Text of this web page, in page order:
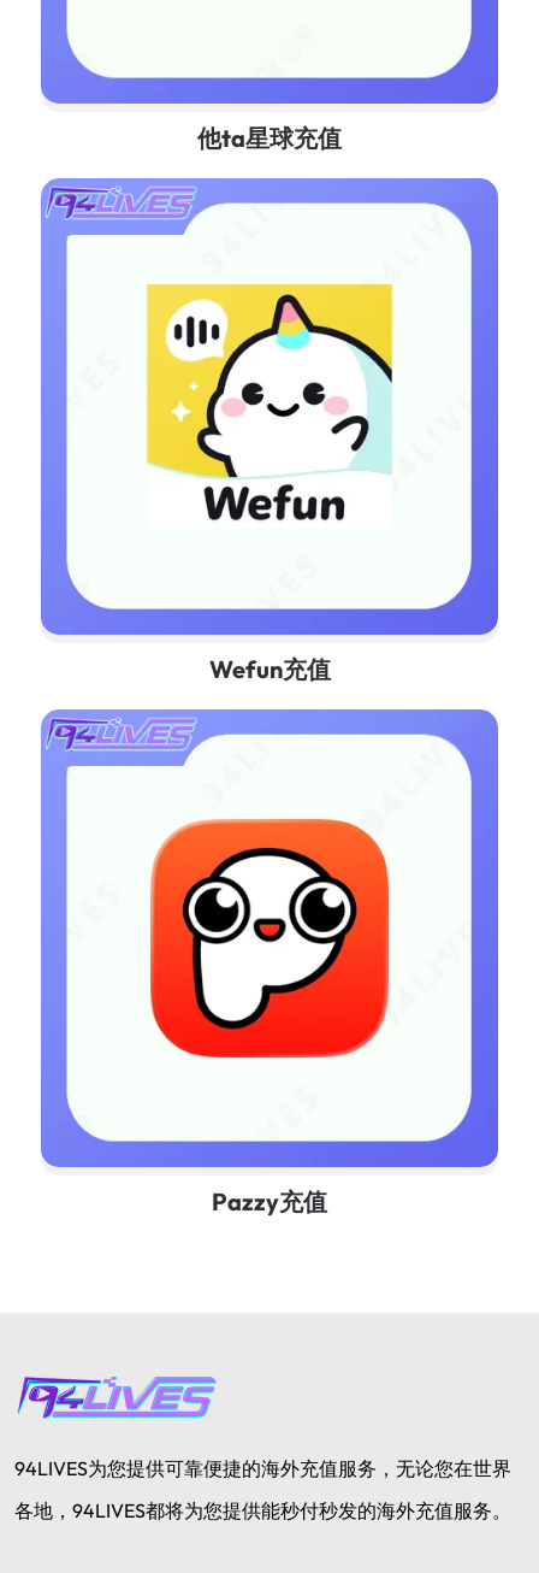
他ta星球充值
Wefun充值
Pazzy充值
94LIVES为您提供可靠便捷的海外充值服务，无论您在世界
各地，94LIVES都将为您提供能秒付秒发的海外充值服务。